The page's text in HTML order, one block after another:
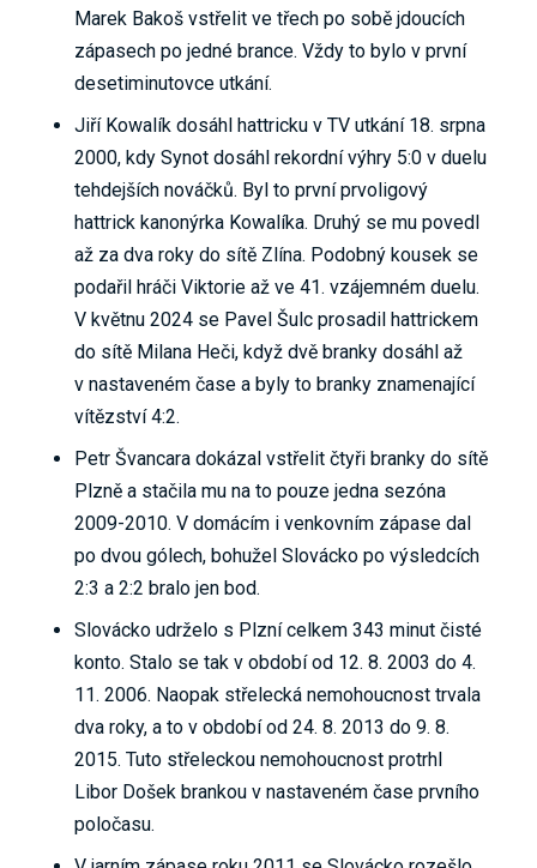
Marek Bakoš vstřelit ve třech po sobě jdoucích
zápasech po jedné brance. Vždy to bylo v první
desetiminutovce utkání.
Jiří Kowalík dosáhl hattricku v TV utkání 18. srpna
2000, kdy Synot dosáhl rekordní výhry 5:0 v duelu
tehdejších nováčků. Byl to první prvoligový
hattrick kanonýrka Kowalíka. Druhý se mu povedl
až za dva roky do sítě Zlína. Podobný kousek se
podařil hráči Viktorie až ve 41. vzájemném duelu.
V květnu 2024 se Pavel Šulc prosadil hattrickem
do sítě Milana Heči, když dvě branky dosáhl až
v nastaveném čase a byly to branky znamenající
vítězství 4:2.
Petr Švancara dokázal vstřelit čtyři branky do sítě
Plzně a stačila mu na to pouze jedna sezóna
2009-2010. V domácím i venkovním zápase dal
po dvou gólech, bohužel Slovácko po výsledcích
2:3 a 2:2 bralo jen bod.
Slovácko udrželo s Plzní celkem 343 minut čisté
konto. Stalo se tak v období od 12. 8. 2003 do 4.
11. 2006. Naopak střelecká nemohoucnost trvala
dva roky, a to v období od 24. 8. 2013 do 9. 8.
2015. Tuto střeleckou nemohoucnost protrhl
Libor Došek brankou v nastaveném čase prvního
poločasu.